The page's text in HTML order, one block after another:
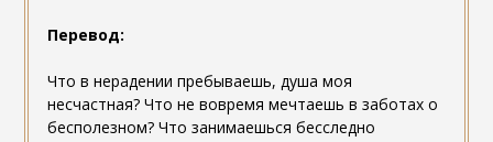
Перевод:
Что в нерадении пребываешь, душа моя
несчастная? Что не вовремя мечтаешь в заботах о
бесполезном? Что занимаешься бесследно